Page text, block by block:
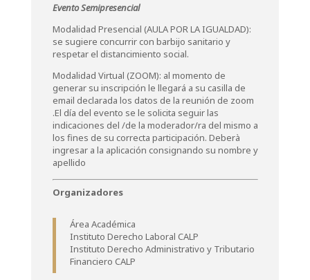
Evento Semipresencial
Modalidad Presencial (AULA POR LA IGUALDAD):
se sugiere concurrir con barbijo sanitario y
respetar el distancimiento social.
Modalidad Virtual (ZOOM): al momento de
generar su inscripción le llegará a su casilla de
email declarada los datos de la reunión de zoom
.El día del evento se le solicita seguir las
indicaciones del /de la moderador/ra del mismo a
los fines de su correcta participación. Deberà
ingresar a la aplicación consignando su nombre y
apellido
Organizadores
Área Académica
Instituto Derecho Laboral CALP
Instituto Derecho Administrativo y Tributario
Financiero CALP